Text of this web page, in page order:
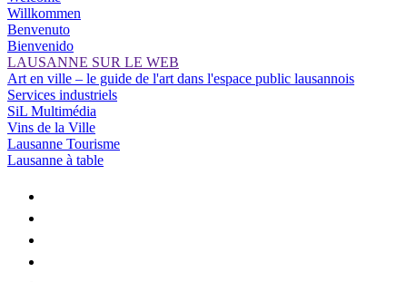
Willkommen
Benvenuto
Bienvenido
LAUSANNE SUR LE WEB
Art en ville – le guide de l'art dans l'espace public lausannois
Services industriels
SiL Multimédia
Vins de la Ville
Lausanne Tourisme
Lausanne à table